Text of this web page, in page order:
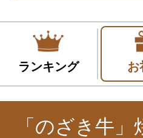
ランキング お
「のざき牛